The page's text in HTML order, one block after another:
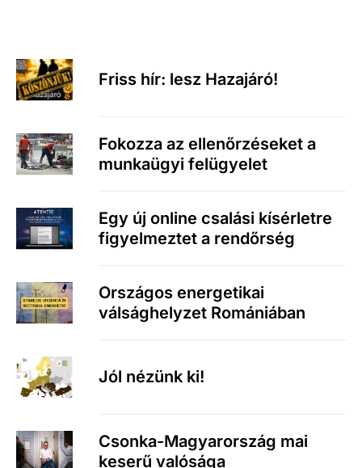
Friss hír: lesz Hazajáró!
Fokozza az ellenőrzéseket a
munkaügyi felügyelet
Egy új online csalási kísérletre
figyelmeztet a rendőrség
Országos energetikai
válsághelyzet Romániában
Jól nézünk ki!
Csonka-Magyarország mai
keserű valósága